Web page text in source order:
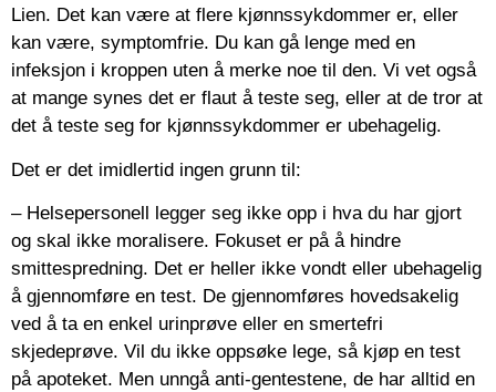
Lien. Det kan være at flere kjønnssykdommer er, eller
kan være, symptomfrie. Du kan gå lenge med en
infeksjon i kroppen uten å merke noe til den. Vi vet også
at mange synes det er flaut å teste seg, eller at de tror at
det å teste seg for kjønnssykdommer er ubehagelig.
Det er det imidlertid ingen grunn til:
– Helsepersonell legger seg ikke opp i hva du har gjort
og skal ikke moralisere. Fokuset er på å hindre
smittespredning. Det er heller ikke vondt eller ubehagelig
å gjennomføre en test. De gjennomføres hovedsakelig
ved å ta en enkel urinprøve eller en smertefri
skjedeprøve. Vil du ikke oppsøke lege, så kjøp en test
på apoteket. Men unngå anti-gentestene, de har alltid en